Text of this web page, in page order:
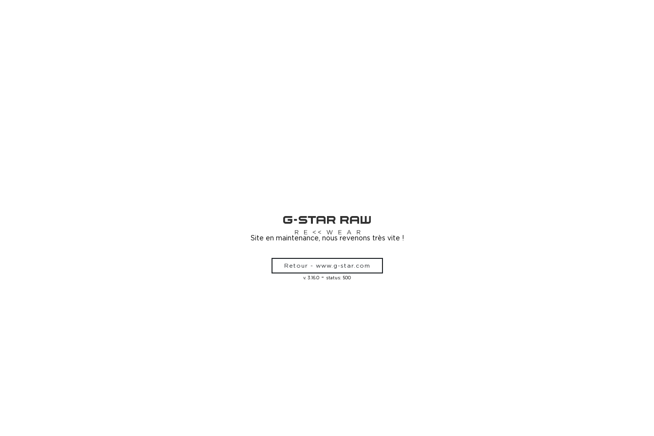
Site en maintenance, nous revenons très vite !
Retour - www.g-star.com
v. 3.16.0 - status: 500